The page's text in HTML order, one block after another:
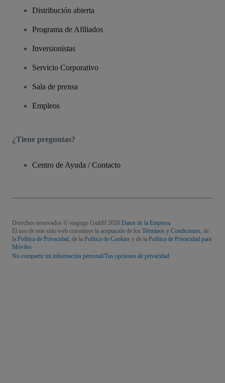
Distribución abierta
Programa de Afiliados
Inversionistas
Servicio Corporativo
Sala de prensa
Empleos
¿Tiene preguntas?
Centro de Ayuda / Contacto
Derechos reservados © viagogo GmbH 2026 Datos de la Empresa
El uso de este sitio web constituye la aceptación de los Términos y Condiciones, de
la Política de Privacidad, de la Política de Cookies y de la Política de Privacidad para
Móviles
No compartir mi información personal/Tus opciones de privacidad